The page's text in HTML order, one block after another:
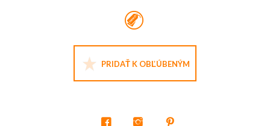
PRIDAŤ K OBĽÚBENÝM